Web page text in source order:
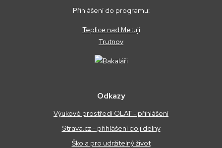
Přihlášení do programu:
Teplice nad Metují
Trutnov
Odkazy
Výukové prostředí OLAT - přihlášení
Strava.cz - přihlášení do jídelny
Škola pro udržitelný život